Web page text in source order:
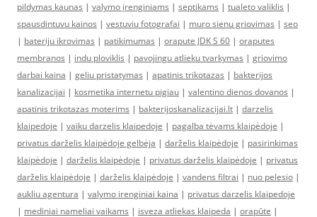
pildymas kaunas | valymo įrenginiams | septikams | tualeto valiklis |
spausdintuvu kainos | vestuviu fotografai | muro sienu griovimas | seo
| bateriju ikrovimas | patikimumas | orapute JDK S 60 | oraputes
membranos | indu ploviklis | pavojingu atlieku tvarkymas | griovimo
darbai kaina | geliu pristatymas | apatinis trikotazas | bakterijos
kanalizacijai | kosmetika internetu pigiau | valentino dienos dovanos |
apatinis trikotazas moterims | bakterijoskanalizacijai.lt | darzelis
klaipedoje | vaiku darzelis klaipedoje | pagalba tėvams klaipėdoje |
privatus darželis klaipėdoje gelbėja | darželis klaipėdoje | pasirinkimas
klaipėdoje | darželis klaipėdoje | privatus darželis klaipėdoje | privatus
darželis klaipėdoje | darželis klaipėdoje | vandens filtrai | nuo pelesio |
aukliu agentura | valymo irenginiai kaina | privatus darzelis klaipedoje
| mediniai nameliai vaikams | isveza atliekas klaipeda | orapūte |